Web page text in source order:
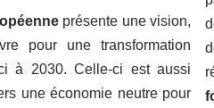
présente une vision,
pour une transformation
à 2030. Celle-ci est aussi
une économie neutre pour